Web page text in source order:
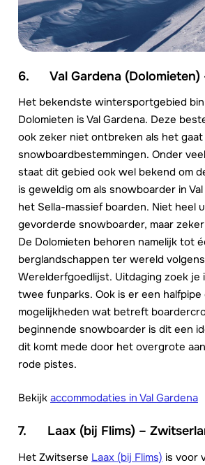
6. Val Gardena (Dolomieten)
Het bekendste wintersportgebied
Dolomieten is Val Gardena. Deze
ook zeker niet ontbreken als het
snowboardbestemmingen. Onder
staat dit gebied ook wel bekend om
is geweldig om als snowboarder in
het Sella-massief boarden. Niet heel
gevorderde snowboarder, maar
De Dolomieten behoren namelijk tot
berglandschappen ter wereld
Werelderfgoedlijst. Uitdaging zoek je
twee funparks. Ook is er een halfpipe
mogelijkheden wat betreft
beginnende snowboarder is dit een
dit komt mede door het overgrote
rode pistes.
Bekijk accommodaties in Val Gardena
7. Laax (bij Flims) –
Het Zwitserse Laax (bij Flims) is voor